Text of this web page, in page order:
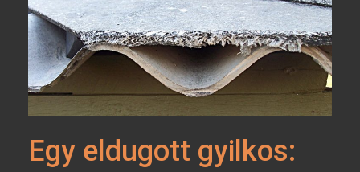
Egy eldugott gyilkos: